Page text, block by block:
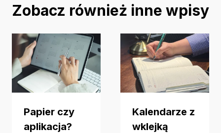
Zobacz również inne wpisy
Papier czy
aplikacja?
Kalendarze z
wklejką